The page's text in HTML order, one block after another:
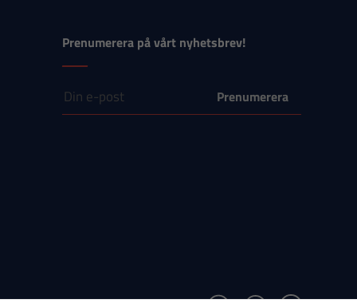
Prenumerera på vårt nyhetsbrev!
E-post